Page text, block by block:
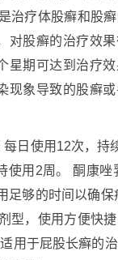
治疗体股癣和股
对股癣的治疗效
星期可达到治疗
现象导致的股癣
日使用12次，持
使用2周。 酮康唑
足够的时间以确保
型，使用方便快
用于屁股长癣的